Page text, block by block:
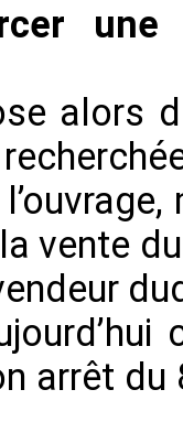
alors
vente
arrêt du